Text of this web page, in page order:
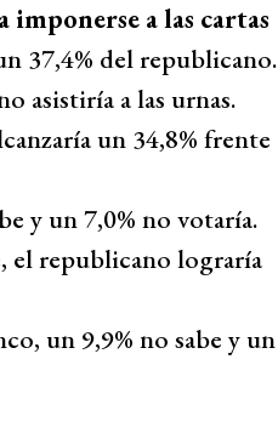
imponerse a las cartas
37,4% del republicano.
asistiría a las urnas.
un 34,8% frente
y un 7,0% no votaría.
el republicano lograría
un 9,9% no sabe y un